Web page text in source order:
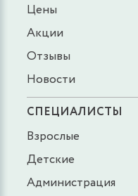
Цены
Акции
Отзывы
Новости
СПЕЦИАЛИСТЫ
Взрослые
Детские
Администрация